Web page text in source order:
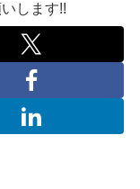
します!!